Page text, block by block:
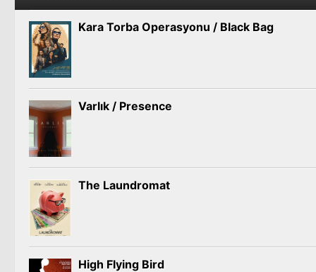
Kara Torba Operasyonu / Black Bag
Varlık / Presence
The Laundromat
High Flying Bird